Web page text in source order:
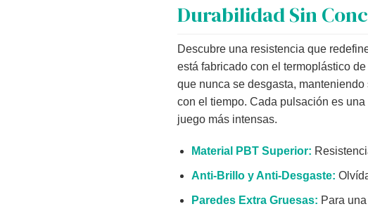
Durabilidad Sin
Descubre una resistencia que
está fabricado con el termoplástico
que nunca se desgasta,
con el tiempo. Cada pulsación es
juego más intensas.
Material PBT Superior:
Anti-Brillo y Anti-Desgaste:
Paredes Extra Gruesas: Para